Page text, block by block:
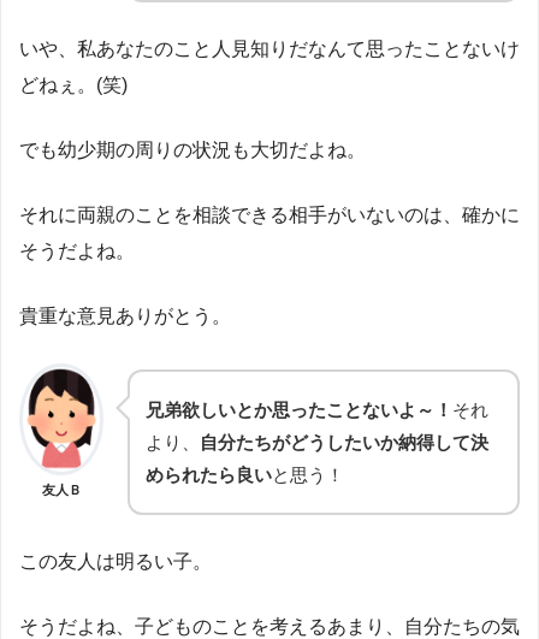
いや、私あなたのこと人見知りだなんて思ったことないけ
どねぇ。(笑)
でも幼少期の周りの状況も大切だよね。
それに両親のことを相談できる相手がいないのは、確かに
そうだよね。
貴重な意見ありがとう。
友人Ｂ
兄弟欲しいとか思ったことないよ～！ それ
より、
自分たちがどうしたいか納得して決
められたら良いと思う！
この友人は明るい子。
そうだよね、子どものことを考えるあまり、自分たちの気